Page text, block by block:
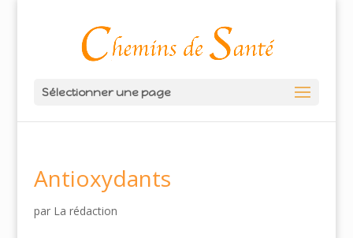
Sélectionner une page
Antioxydants
par La rédaction